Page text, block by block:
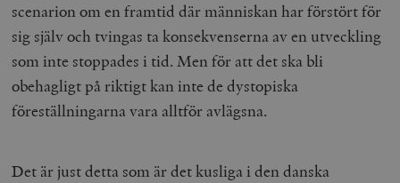
scenarion om en framtid där människan har förstört för
sig själv och tvingas ta konsekvenserna av en utveckling
som inte stoppades i tid. Men för att det ska bli
obehagligt på riktigt kan inte de dystopiska
föreställningarna vara alltför avlägsna.
Det är just detta som är det kusliga i den danska